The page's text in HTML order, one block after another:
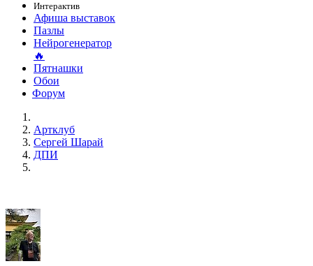
Интерактив
Афиша выставок
Пазлы
Нейрогенератор
🔥
Пятнашки
Обои
Форум
Артклуб
Сергей Шарай
ДПИ